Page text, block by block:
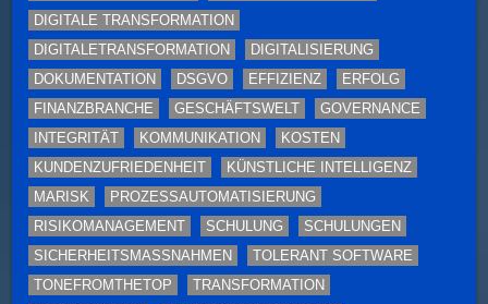
DIGITALE TRANSFORMATION
DIGITALETRANSFORMATION
DIGITALISIERUNG
DOKUMENTATION
DSGVO EFFIZIENZ
ERFOLG
FINANZBRANCHE
GESCHÄFTSWELT
GOVERNANCE
INTEGRITÄT
KOMMUNIKATION
KOSTEN
KUNDENZUFRIEDENHEIT
KÜNSTLICHE INTELLIGENZ
MARISK
PROZESSAUTOMATISIERUNG
RISIKOMANAGEMENT
SCHULUNG
SCHULUNGEN
SICHERHEITSMASSNAHMEN
TOLERANT SOFTWARE
TONEFROMTHETOP
TRANSFORMATION